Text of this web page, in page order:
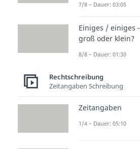
7/8 – Dauer: 03:05
Einiges / einiges -
groß oder klein?
8/8 – Dauer: 01:30
Rechtschreibung
Zeitangaben Schreibung
Zeitangaben
1/4 – Dauer: 05:10